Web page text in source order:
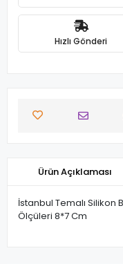
Hızlı Gönderi
Ürün Açıklaması
İstanbul Temalı Silikon
Ölçüleri 8*7 Cm